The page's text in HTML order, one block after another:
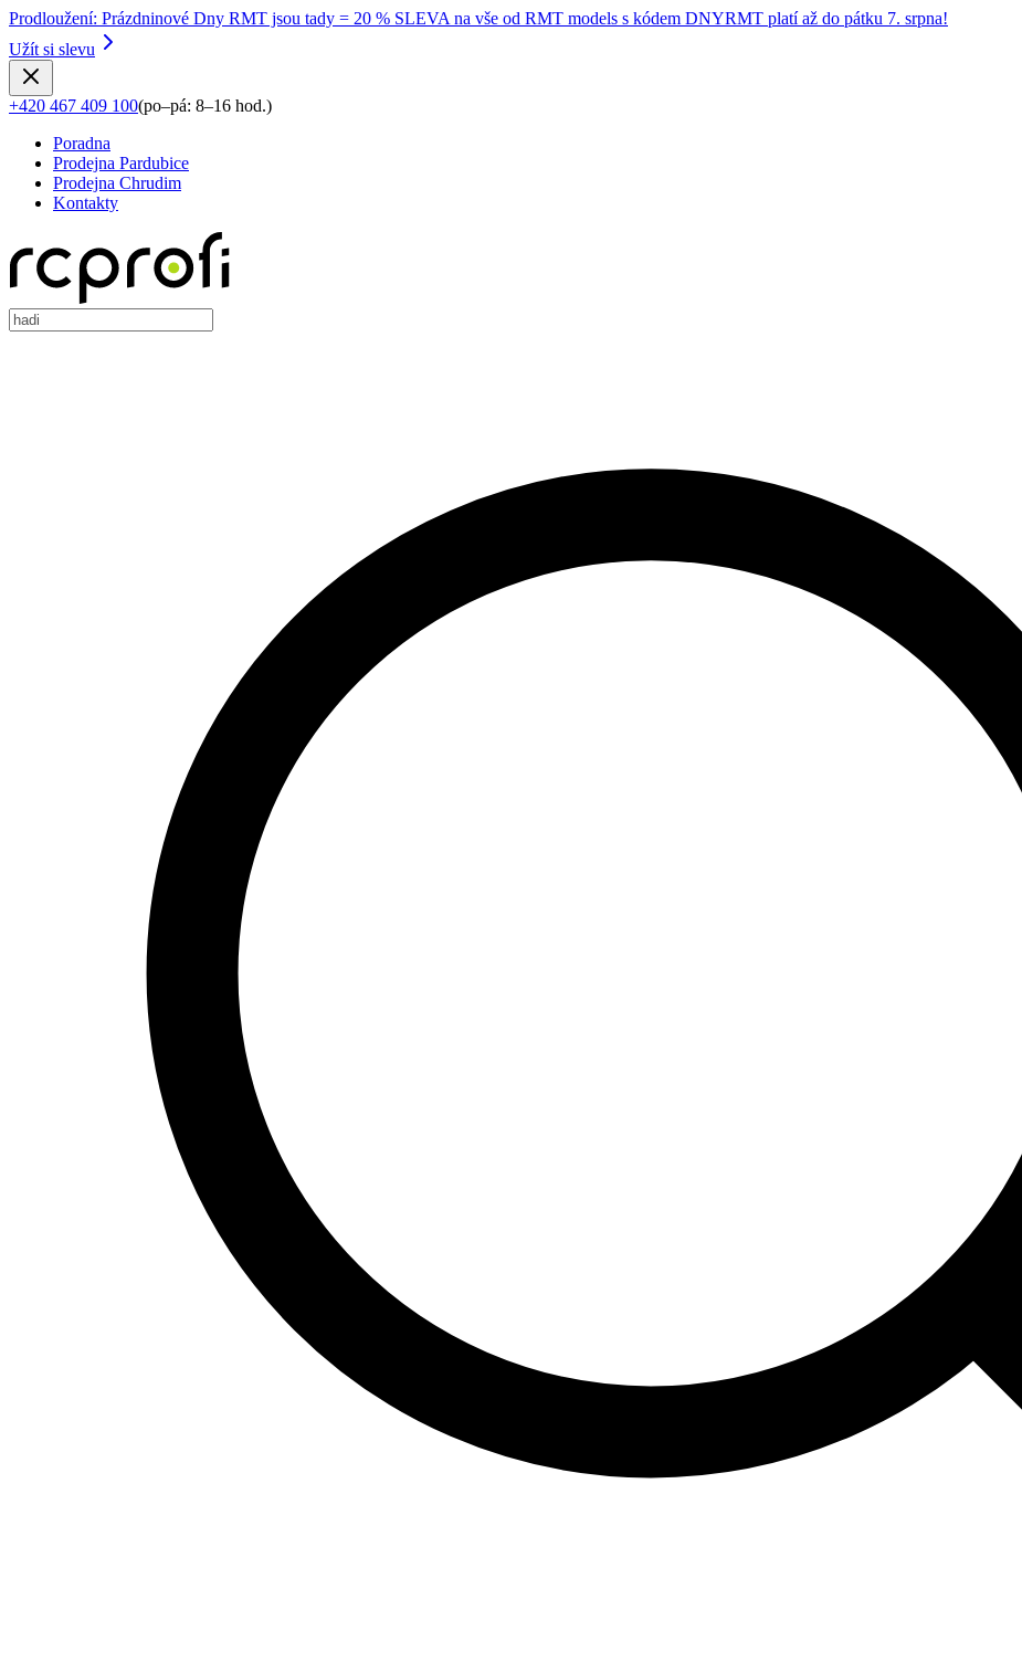
Prodloužení: Prázdninové Dny RMT jsou tady = 20 % SLEVA na vše od RMT models s kódem DNYRMT platí až do pátku 7. srpna!
Užít si slevu
+420 467 409 100(po–pá: 8–16 hod.)
Poradna
Prodejna Pardubice
Prodejna Chrudim
Kontakty